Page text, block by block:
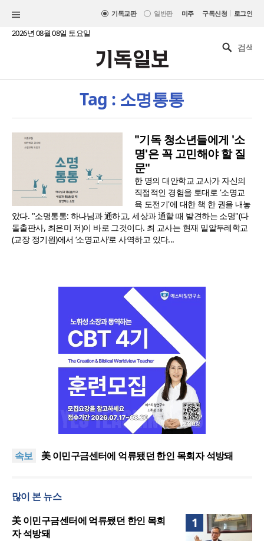
기독교판 일반판 미주 구독신청 | 로그인
2026년 08월 08일 토요일
Tag : 소명통통
"기독 청소년들에게 '소
명'은 꼭 고민해야 할 질
문"
한 명의 대안학교 교사가 자신의
직접적인 경험을 토대로 '소명교
육 도전기'에 대한 책 한 권을 내놓
았다. "소명통통: 하나님과 通하고, 세상과 通할 때 발견하는 소명"(다
돌출판사, 최은미 저)이 바로 그것이다. 최 교사는 현재 밀알두레학교
(교장 정기원)에서 ‘소명교사’로 사역하고 있다...
속보
인도 마하라슈트라주 개종 금지법 시행… 기독교계
구 사용 승인… 장기 개발 기반 확보
美 이민구금센터에 억류됐던 한인 목회자 석방돼
인도 마하라슈트라주 개종 금지법 시행… 기독교계
올리벳대학교, 120만 평 리버사이드 대학 캠퍼스 영
구 사용 승인… 장기 개발 기반 확보
많이 본 뉴스
1
美 이민구금센터에 억류됐던 한인 목회
자 석방돼